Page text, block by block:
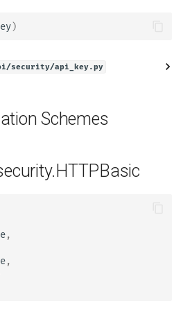
)
security/api_key.py
Schemes
,
,